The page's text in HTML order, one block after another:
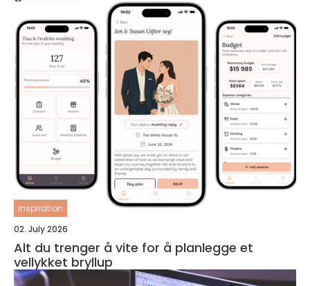
inspiration
02. July 2026
Alt du trenger å vite for å planlegge et
vellykket bryllup